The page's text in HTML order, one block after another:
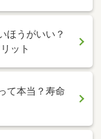
ほうがいい？
ット
て本当？寿命